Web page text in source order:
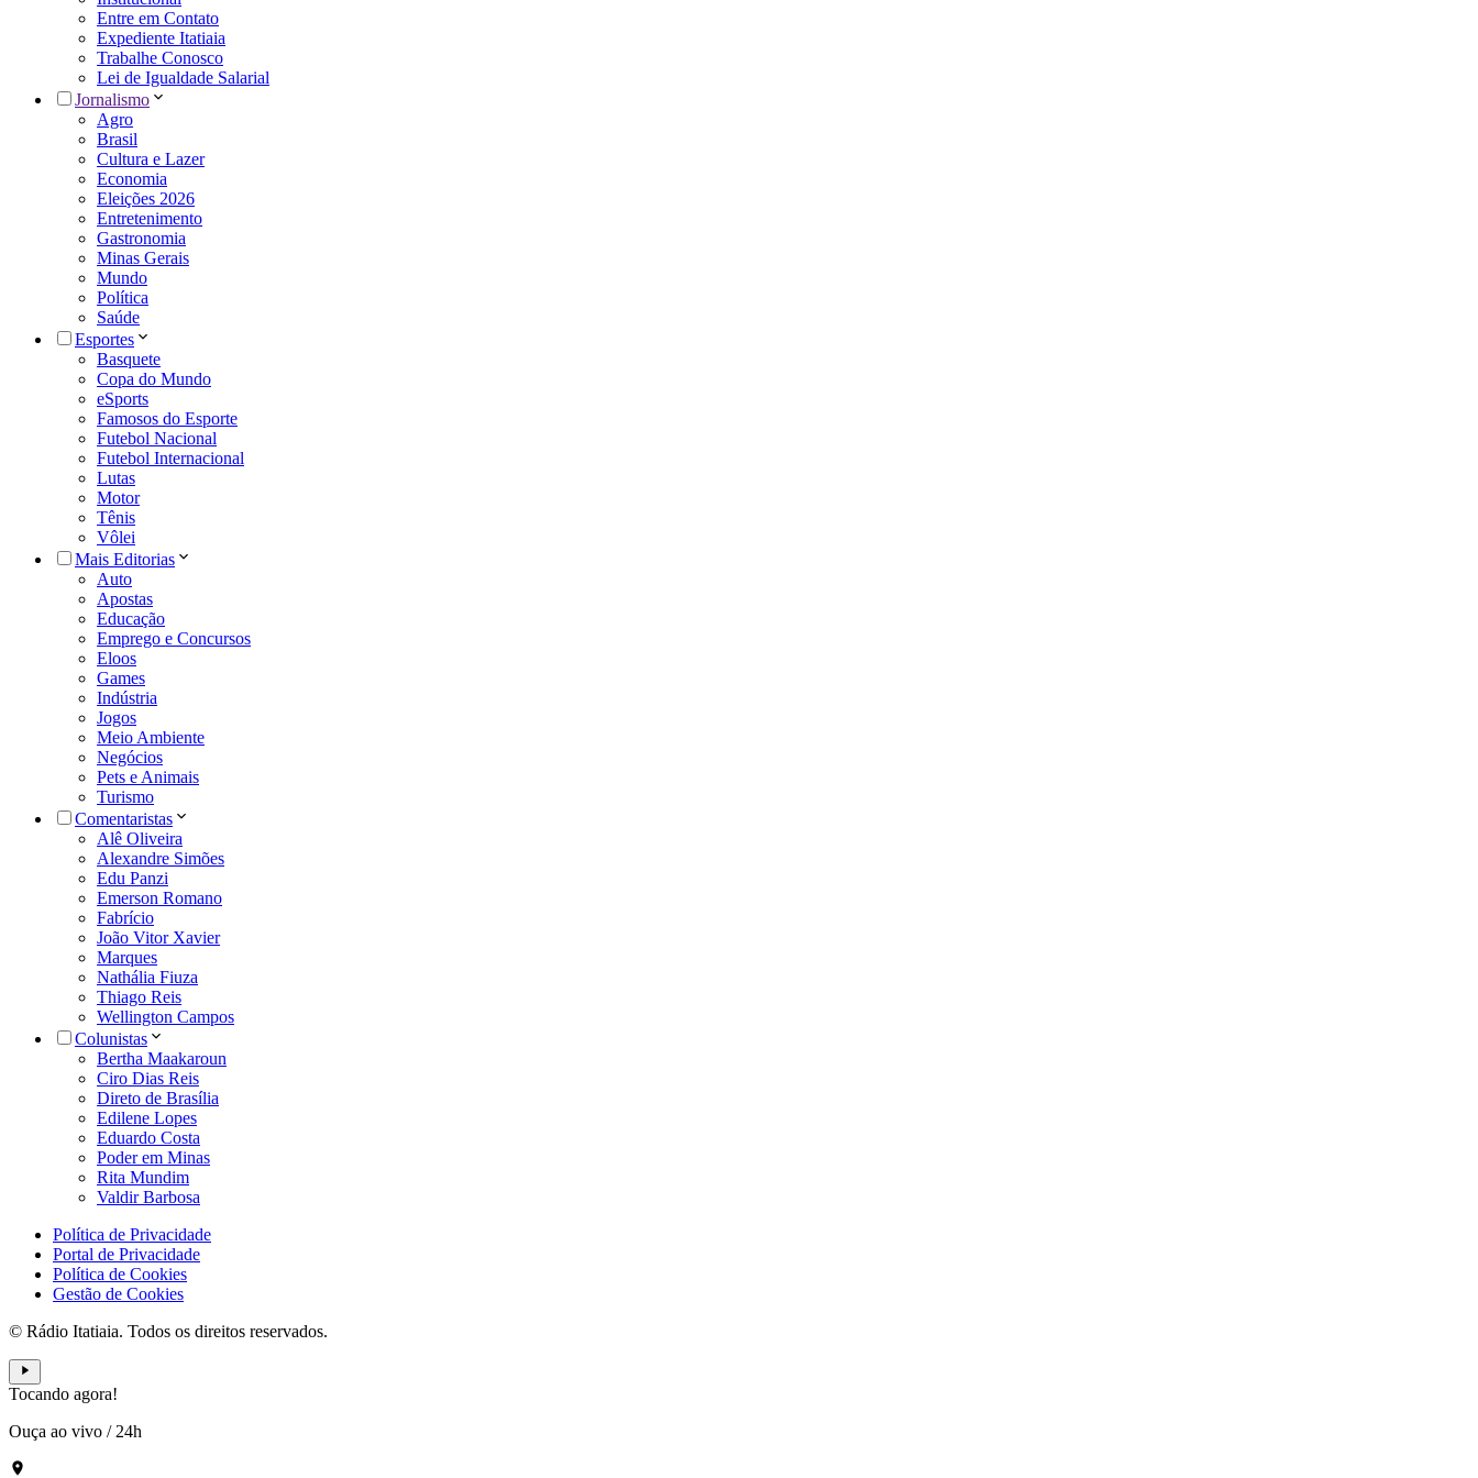
Entre em Contato
Expediente Itatiaia
Trabalhe Conosco
Lei de Igualdade Salarial
Jornalismo
Agro
Brasil
Cultura e Lazer
Economia
Eleições 2026
Entretenimento
Gastronomia
Minas Gerais
Mundo
Política
Saúde
Esportes
Basquete
Copa do Mundo
eSports
Famosos do Esporte
Futebol Nacional
Futebol Internacional
Lutas
Motor
Tênis
Vôlei
Mais Editorias
Auto
Apostas
Educação
Emprego e Concursos
Eloos
Games
Indústria
Jogos
Meio Ambiente
Negócios
Pets e Animais
Turismo
Comentaristas
Alê Oliveira
Alexandre Simões
Edu Panzi
Emerson Romano
Fabrício
João Vitor Xavier
Marques
Nathália Fiuza
Thiago Reis
Wellington Campos
Colunistas
Bertha Maakaroun
Ciro Dias Reis
Direto de Brasília
Edilene Lopes
Eduardo Costa
Poder em Minas
Rita Mundim
Valdir Barbosa
Política de Privacidade
Portal de Privacidade
Política de Cookies
Gestão de Cookies
© Rádio Itatiaia. Todos os direitos reservados.
Tocando agora!
Ouça ao vivo / 24h